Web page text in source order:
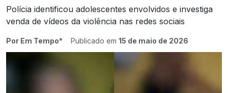
Polícia identificou adolescentes envolvidos e investiga
venda de vídeos da violência nas redes sociais
Por Em Tempo* Publicado em 15 de maio de 2026